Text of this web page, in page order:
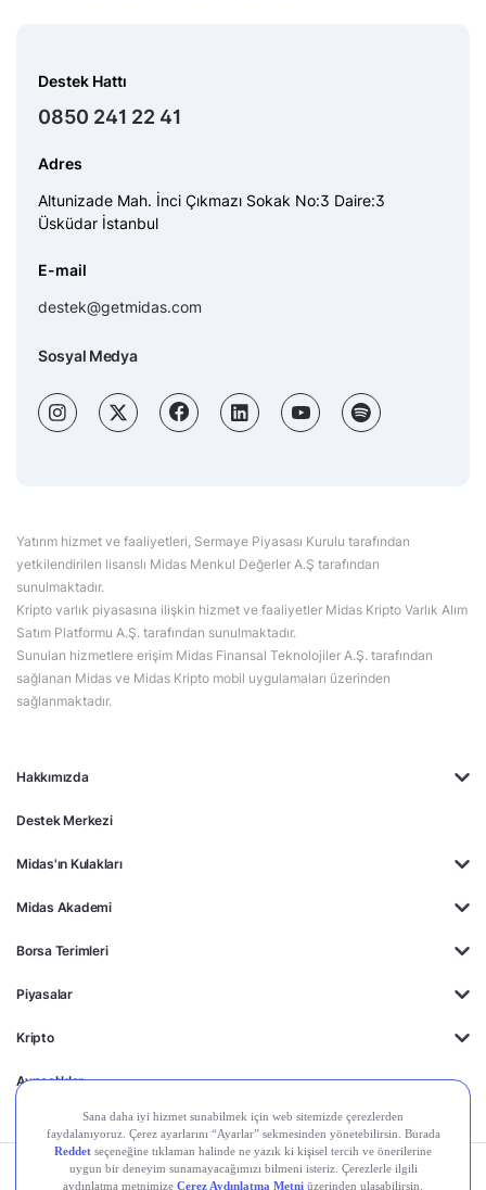
Hakkımızda
Destek Merkezi
Midas'ın Kulakları
Midas Akademi
Borsa Terimleri
Piyasalar
Kripto
Ayrıcalıklar
Destek Hattı
0850 241 22 41
Adres
Altunizade Mah. İnci Çıkmazı Sokak No:3 Daire:3
Üsküdar İstanbul
E-mail
destek@getmidas.com
Sosyal Medya
Yatırım hizmet ve faaliyetleri, Sermaye Piyasası Kurulu tarafından
yetkilendirilen lisanslı Midas Menkul Değerler A.Ş tarafından
sunulmaktadır.
Kripto varlık piyasasına ilişkin hizmet ve faaliyetler Midas Kripto Varlık Alım
Satım Platformu A.Ş. tarafından sunulmaktadır.
Sunulan hizmetlere erişim Midas Finansal Teknolojiler A.Ş. tarafından
sağlanan Midas ve Midas Kripto mobil uygulamaları üzerinden
sağlanmaktadır.
Kişisel Verilerin Gizlilik Yasal Çerez